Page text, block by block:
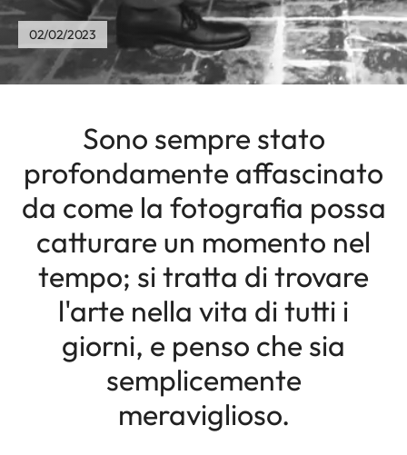
02/02/2023
Sono sempre stato
profondamente affascinato
da come la fotografia possa
catturare un momento nel
tempo; si tratta di trovare
l'arte nella vita di tutti i
giorni, e penso che sia
semplicemente
meraviglioso.